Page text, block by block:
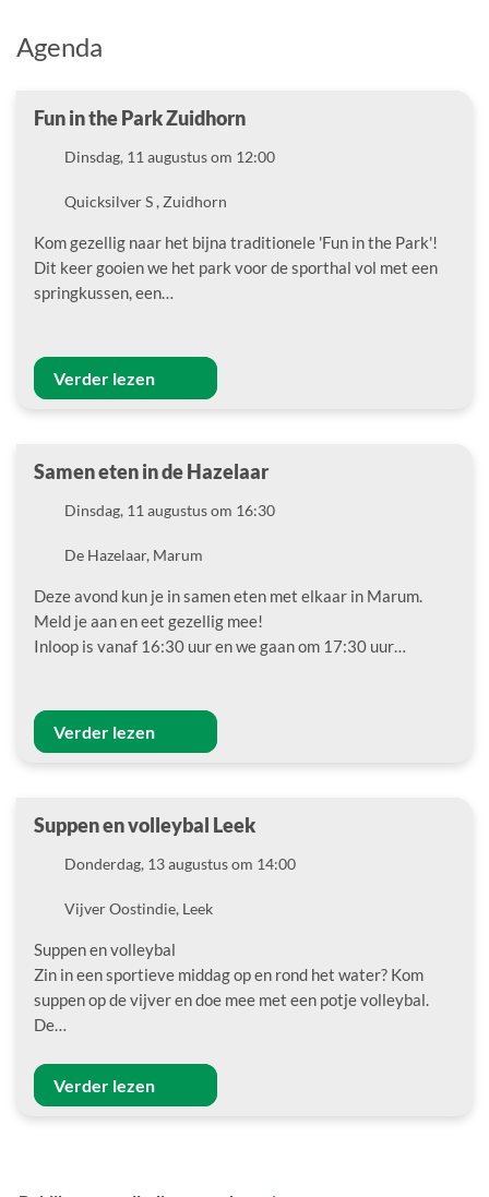
Agenda
Fun in the Park Zuidhorn
DatumDinsdag, 11 augustus om 12:00
LocatieQuicksilver S , Zuidhorn
Kom gezellig naar het bijna traditionele 'Fun in the Park'!
Dit keer gooien we het park voor de sporthal vol met een
springkussen, een…
Verder lezen
Samen eten in de Hazelaar
DatumDinsdag, 11 augustus om 16:30
LocatieDe Hazelaar, Marum
Deze avond kun je in samen eten met elkaar in Marum.
Meld je aan en eet gezellig mee!
Inloop is vanaf 16:30 uur en we gaan om 17:30 uur…
Verder lezen
Suppen en volleybal Leek
DatumDonderdag, 13 augustus om 14:00
LocatieVijver Oostindie, Leek
Suppen en volleybal
Zin in een sportieve middag op en rond het water? Kom
suppen op de vijver en doe mee met een potje volleybal.
De…
Verder lezen